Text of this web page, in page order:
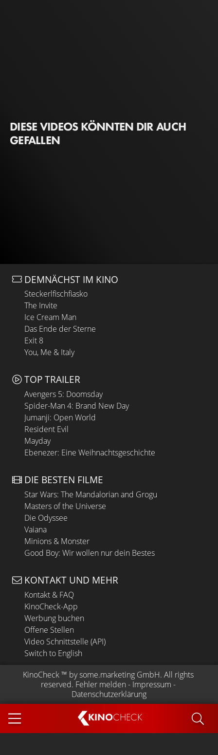
KINOCHECK
DIESE VIDEOS KÖNNTEN DIR AUCH
GEFALLEN
DEMNÄCHST IM KINO
Steckerlfischfiasko
The Invite
Ice Cream Man
Das Ende der Sterne
Exit 8
You, Me & Italy
TOP TRAILER
Avengers 5: Doomsday
Spider-Man 4: Brand New Day
Jumanji: Open World
Resident Evil
Mayday
Ebenezer: Eine Weihnachtsgeschichte
DIE BESTEN FILME
Star Wars: The Mandalorian and Grogu
Masters of the Universe
Die Odyssee
Vaiana
Minions & Monster
Good Boy: Wir wollen nur dein Bestes
KONTAKT UND MEHR
Kontakt & FAQ
KinoCheck-App
Werbung buchen
Offene Stellen
Video Schnittstelle (API)
Switch to English
KinoCheck ™ by some.marketing GmbH. All rights
reserved. Fehler melden - Impressum -
Datenschutzerklärung